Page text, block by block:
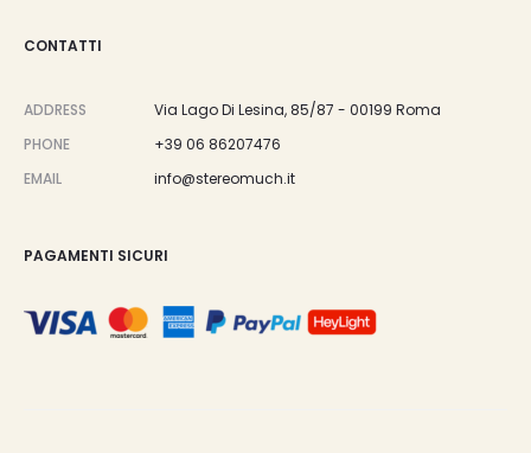
CONTATTI
ADDRESS
Via Lago Di Lesina, 85/87 - 00199 Roma
PHONE
+39 06 86207476
EMAIL
info@stereomuch.it
PAGAMENTI SICURI